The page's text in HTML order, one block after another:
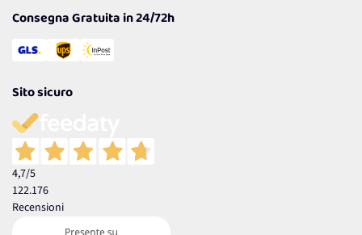
Consegna Gratuita in 24/72h
Sito sicuro
4,7/5
122.176
Recensioni